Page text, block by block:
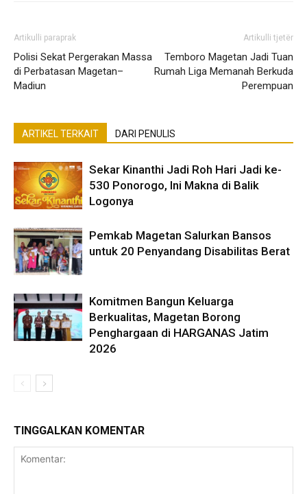
Artikulli paraprak
Polisi Sekat Pergerakan Massa
di Perbatasan Magetan–
Madiun
Artikulli tjetër
Temboro Magetan Jadi Tuan
Rumah Liga Memanah Berkuda
Perempuan
ARTIKEL TERKAIT DARI PENULIS
Sekar Kinanthi Jadi Roh Hari Jadi ke-
530 Ponorogo, Ini Makna di Balik
Logonya
Pemkab Magetan Salurkan Bansos
untuk 20 Penyandang Disabilitas Berat
Komitmen Bangun Keluarga
Berkualitas, Magetan Borong
Penghargaan di HARGANAS Jatim
2026
TINGGALKAN KOMENTAR